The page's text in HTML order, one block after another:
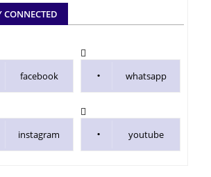
CONNECTED
facebook whatsapp
instagram youtube